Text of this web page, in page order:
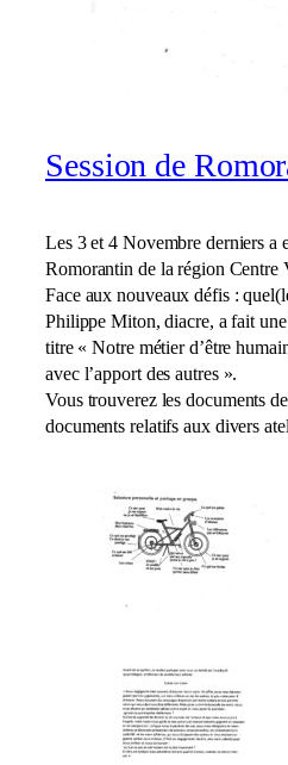
Session de
Les 3 et 4 Novembre derniers a
Romorantin de la région
Face aux nouveaux défis :
Philippe Miton, diacre, a fait
titre « Notre métier d’être
avec l’apport des autres ».
Vous trouverez les documents
documents relatifs aux divers